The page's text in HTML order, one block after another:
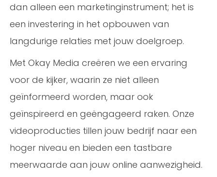
dan alleen een marketinginstrument; het is
een investering in het opbouwen van
langdurige relaties met jouw doelgroep.
Met Okay Media creëren we een ervaring
voor de kijker, waarin ze niet alleen
geïnformeerd worden, maar ook
geïnspireerd en geëngageerd raken. Onze
videoproducties tillen jouw bedrijf naar een
hoger niveau en bieden een tastbare
meerwaarde aan jouw online aanwezigheid.